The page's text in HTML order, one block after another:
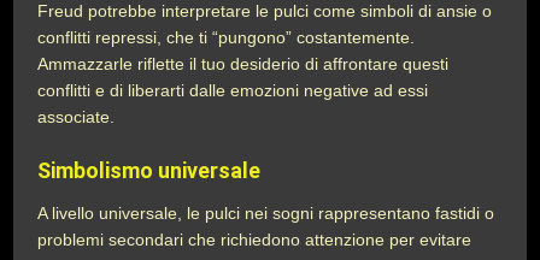
Freud potrebbe interpretare le pulci come simboli di ansie o
conflitti repressi, che ti “pungono” costantemente.
Ammazzarle riflette il tuo desiderio di affrontare questi
conflitti e di liberarti dalle emozioni negative ad essi
associate.
Simbolismo universale
A livello universale, le pulci nei sogni rappresentano fastidi o
problemi secondari che richiedono attenzione per evitare